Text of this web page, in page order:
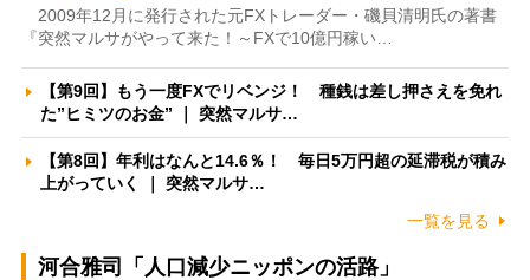
2009年12月に発行された元FXトレーダー・磯貝清明氏の著書
『突然マルサがやって来た！～FXで10億円稼い…
【第9回】もう一度FXでリベンジ！ 種銭は差し押さえを免れ
た”ヒミツのお金” ｜ 突然マルサ…
【第8回】年利はなんと14.6％！ 毎日5万円超の延滞税が積み
上がっていく ｜ 突然マルサ…
一覧を見る
河合雅司「人口減少ニッポンの活路」